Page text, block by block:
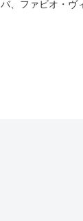
バ、ファビオ・ヴ